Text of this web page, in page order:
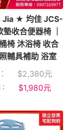
★ 均佳 JCS-
收合便器椅 ｜
椅 沐浴椅 收合
輔具補助 浴室
$2,380元
$1,980元